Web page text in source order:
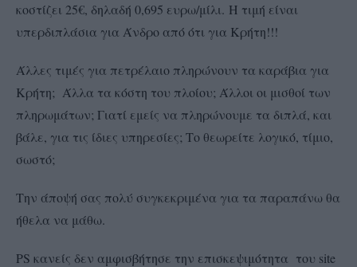
κοστίζει 25€, δηλαδή 0,695 ευρω/μίλι. Η τιμή είναι
υπερδιπλάσια για Άνδρο από ότι για Κρήτη!!!
Άλλες τιμές για πετρέλαιο πληρώνουν τα καράβια για
Κρήτη; Άλλα τα κόστη του πλοίου; Άλλοι οι μισθοί των
πληρωμάτων; Γιατί εμείς να πληρώνουμε τα διπλά, και
βάλε, για τις ίδιες υπηρεσίες; Το θεωρείτε λογικό, τίμιο,
σωστό;
Την άποψή σας πολύ συγκεκριμένα για τα παραπάνω θα
ήθελα να μάθω.
PS κανείς δεν αμφισβήτησε την επισκεψιμότητα του site